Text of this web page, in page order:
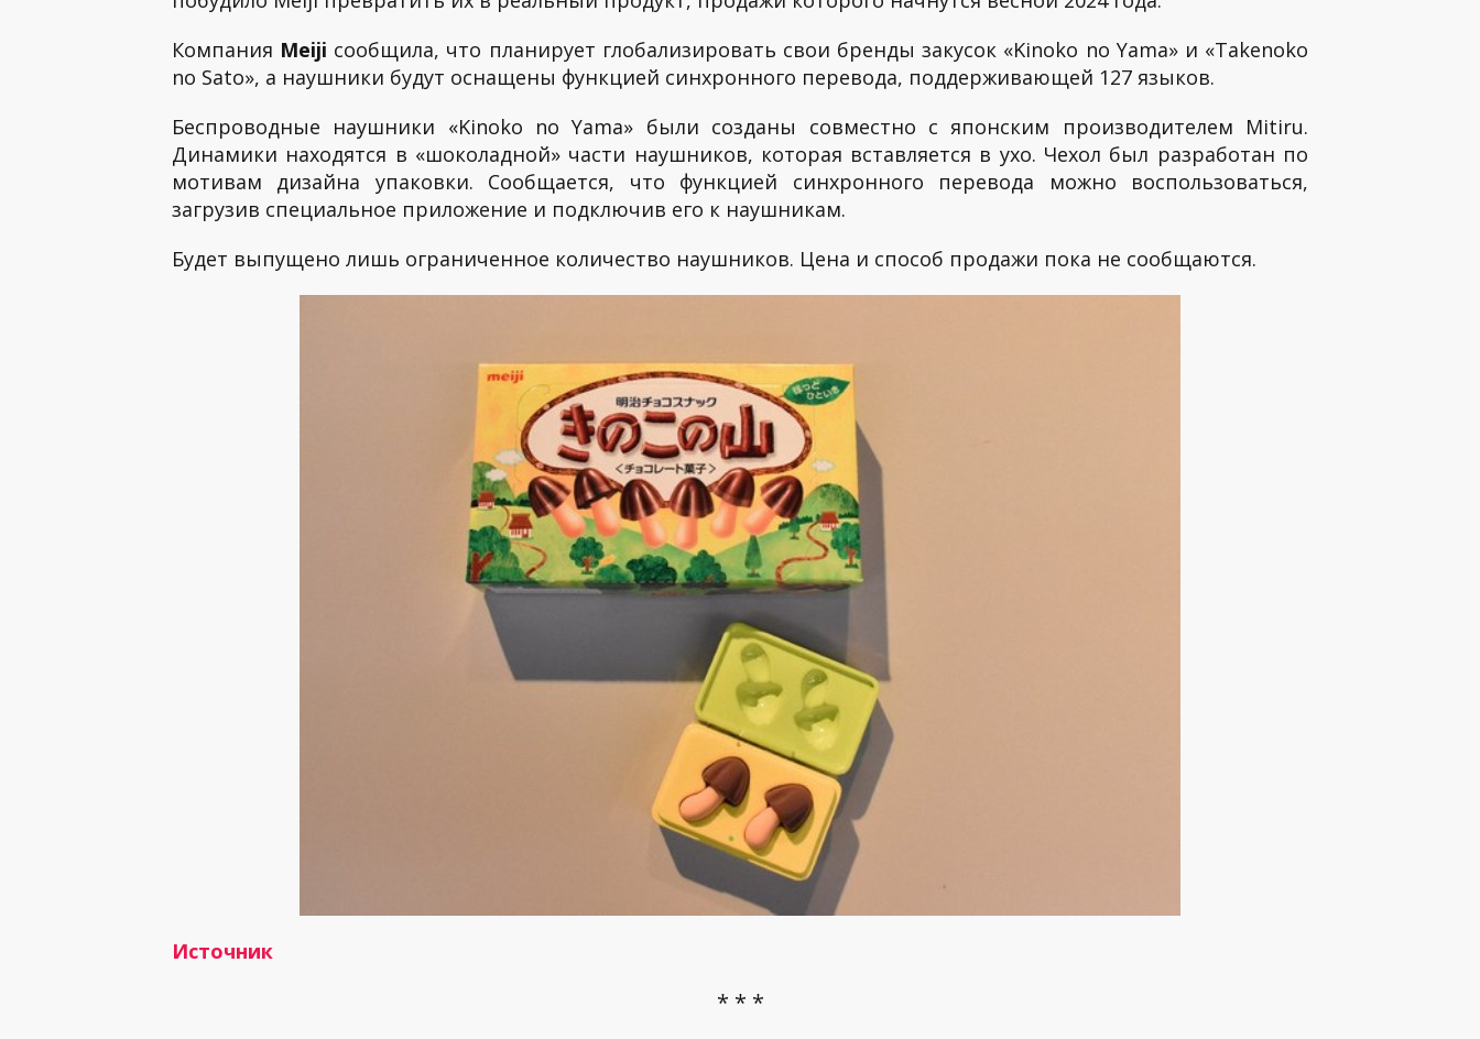
Компания Meiji сообщила, что планирует глобализировать свои бренды закусок «Kinoko no Yama» и «Takenoko
no Sato», а наушники будут оснащены функцией синхронного перевода, поддерживающей 127 языков.
Беспроводные наушники «Kinoko no Yama» были созданы совместно с японским производителем Mitiru.
Динамики находятся в «шоколадной» части наушников, которая вставляется в ухо. Чехол был разработан по
мотивам дизайна упаковки. Сообщается, что функцией синхронного перевода можно воспользоваться,
загрузив специальное приложение и подключив его к наушникам.
Будет выпущено лишь ограниченное количество наушников. Цена и способ продажи пока не сообщаются.
Источник
* * *